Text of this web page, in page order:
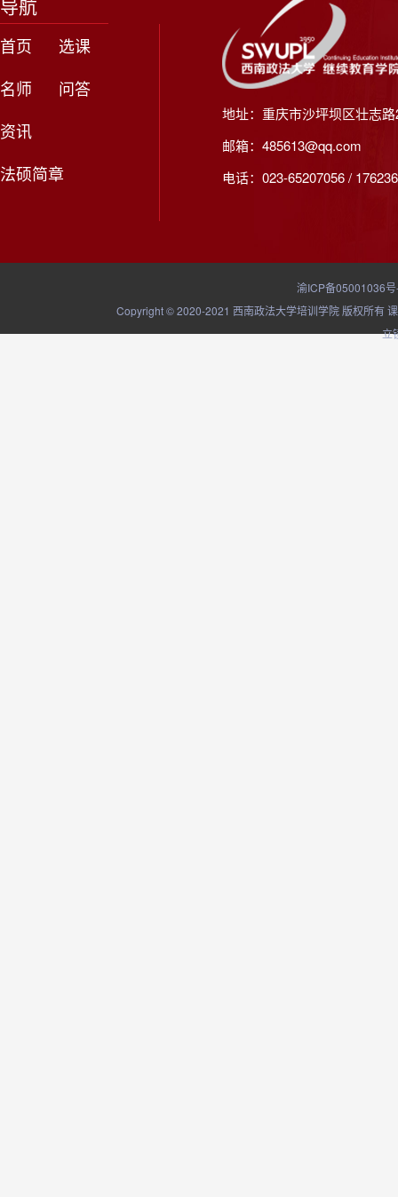
导航
首页
选课
名师
问答
资讯
法硕简章
地址：重庆市沙坪坝区壮志
邮箱：485613@qq.com
电话：023-65207056 /
渝ICP备05001036
Copyright © 2020-2021 西南政法大学培训学院 版权所有
立